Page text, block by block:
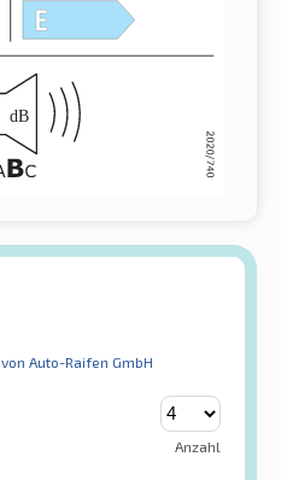
von Auto-Raifen GmbH
Anzahl